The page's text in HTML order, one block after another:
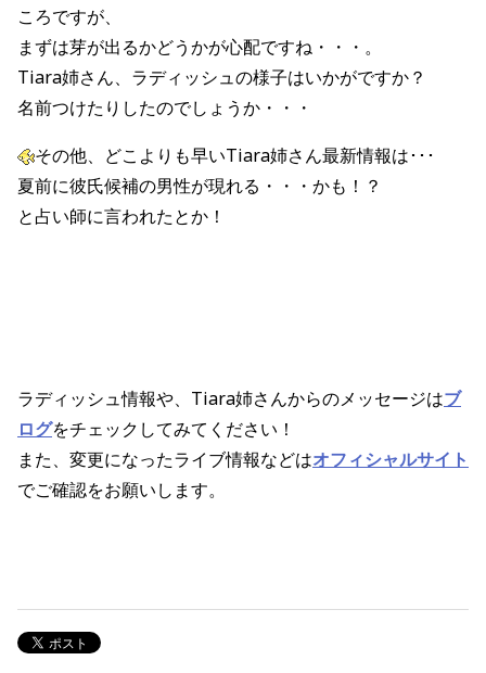
ころですが、
まずは芽が出るかどうかが心配ですね・・・。
Tiara姉さん、ラディッシュの様子はいかがですか？
名前つけたりしたのでしょうか・・・
その他、どこよりも早いTiara姉さん最新情報は･･･
夏前に彼氏候補の男性が現れる・・・かも！？
と占い師に言われたとか！
ラディッシュ情報や、Tiara姉さんからのメッセージはブ
ログをチェックしてみてください！
また、変更になったライブ情報などはオフィシャルサイト
でご確認をお願いします。